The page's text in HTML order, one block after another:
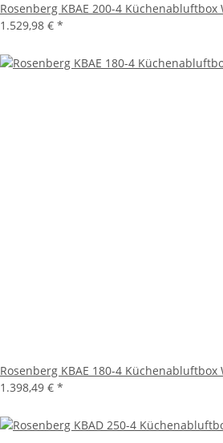
Rosenberg KBAE 200-4 Küchenabluftbox
1.529,98 € *
Rosenberg KBAE 180-4 Küchenabluftbox
1.398,49 € *